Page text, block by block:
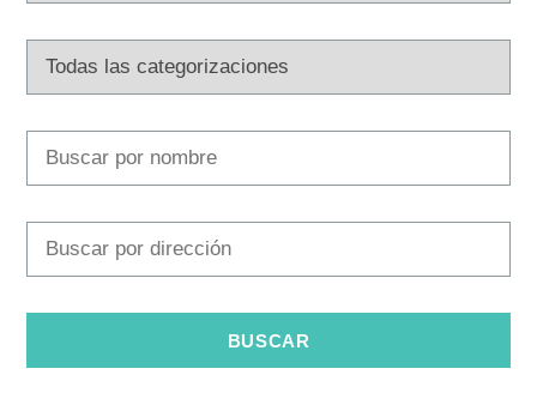
+385 21 227 933
info@kastela-info.hr
Villa Nika, Kamberovo šetalište 30,
21216 Kaštel Stari, Hrvatska